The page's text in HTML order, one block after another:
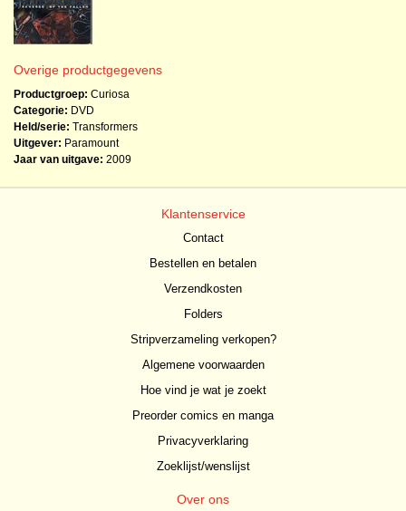
Overige productgegevens
Productgroep: Curiosa
Categorie: DVD
Held/serie: Transformers
Uitgever: Paramount
Jaar van uitgave: 2009
Klantenservice
Contact
Bestellen en betalen
Verzendkosten
Folders
Stripverzameling verkopen?
Algemene voorwaarden
Hoe vind je wat je zoekt
Preorder comics en manga
Privacyverklaring
Zoeklijst/wenslijst
Over ons